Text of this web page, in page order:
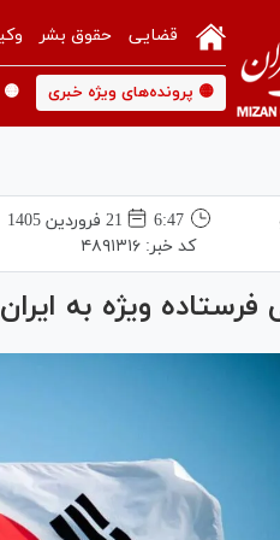
قضایی حقوق بشر
🟡 پرونده‌های ویژه خبری
6:47
21 فروردين 1405
کد خبر:۴۸۹۱۳۱۶
فرستاده ویژه به